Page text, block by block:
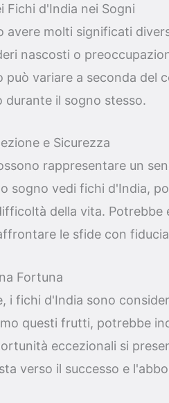
Fichi d'India nei Sogni
avere molti significati
nascosti o
può variare a seconda del
durante il sogno stesso.
e Sicurezza
rappresentare un
sogno vedi fichi d'India,
della vita. Potrebbe
le sfide con
Fortuna
i fichi d'India sono
questi frutti, potrebbe
eccezionali si
verso il successo e